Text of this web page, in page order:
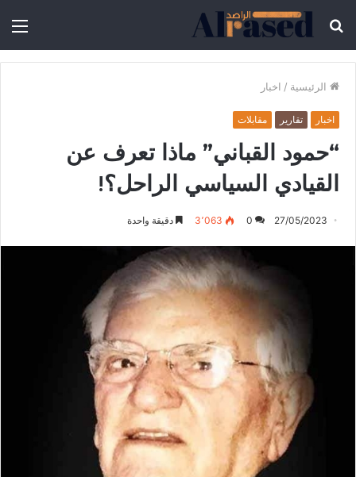
الرئيسية / اخبار
اخبار تقارير مقابلات
“حمود القباني” ماذا تعرف عن
القيادي السياسي الراحل؟!
27/05/2023
0 3٬063 دقيقة واحدة